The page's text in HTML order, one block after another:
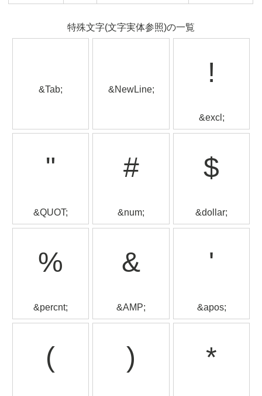
特殊文字(文字実体参照)の一覧
&Tab; &NewLine;
!
&excl;
"
&QUOT;
#
&num;
$
&dollar;
%
&percnt;
&
&AMP;
'
&apos;
( ) *